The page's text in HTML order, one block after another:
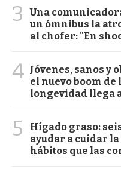
3
Una
un ómnibus la
al chofer: "En
4 Jóvenes, sanos y
el nuevo boom
longevidad llega
5
Hígado graso:
ayudar a cuidar
hábitos que las